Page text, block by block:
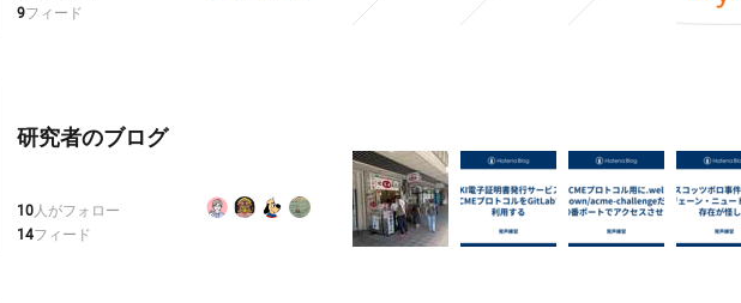
9フィード
研究者のブログ
10人がフォロー
14フィード